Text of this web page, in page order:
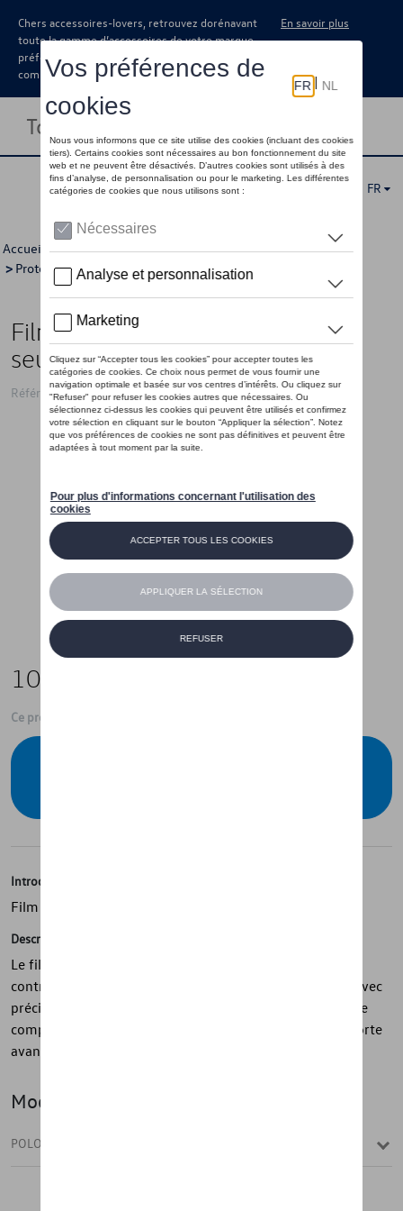
Chers accessoires-lovers, retrouvez dorénavant
toute la gamme d’accessoires de votre marque
préférée sous forme de catalogue à
commander auprès de votre concessionaire.
En savoir plus
Toggle navigation
FR
Accueil >Catalogue Volkswagen >Confort et protection
> Protection >Protection de seuils de portes
Film de protection pour le rail de
seuil, Film, transparent, 4 portes
Référence: 6R4071310 908
109,00 €
Ce produit n'est actuellement pas de stock
Introduction
Film de protection pour le rail de seuil
Description
Le film transparent protège les seuils de votre véhicule
contre les rayures. Le film protecteur de seuil découpé avec
précision se colle simplement en place. Chaque ensemble
comprend quatre morceaux de film pour les seuils de porte
avant et arrière.
Modèle(s)
POLO